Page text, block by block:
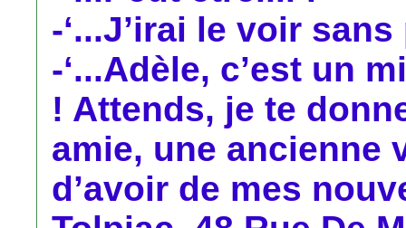
-‘...J’irai le voir
-‘...Adèle, c’est un
! Attends, je te
amie, une ancienne
d’avoir de mes